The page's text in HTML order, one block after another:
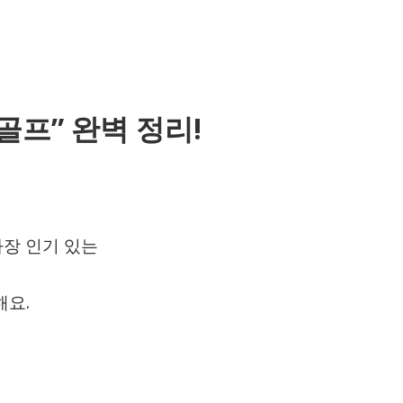
프” 완벽 정리!
인기 있는
요.